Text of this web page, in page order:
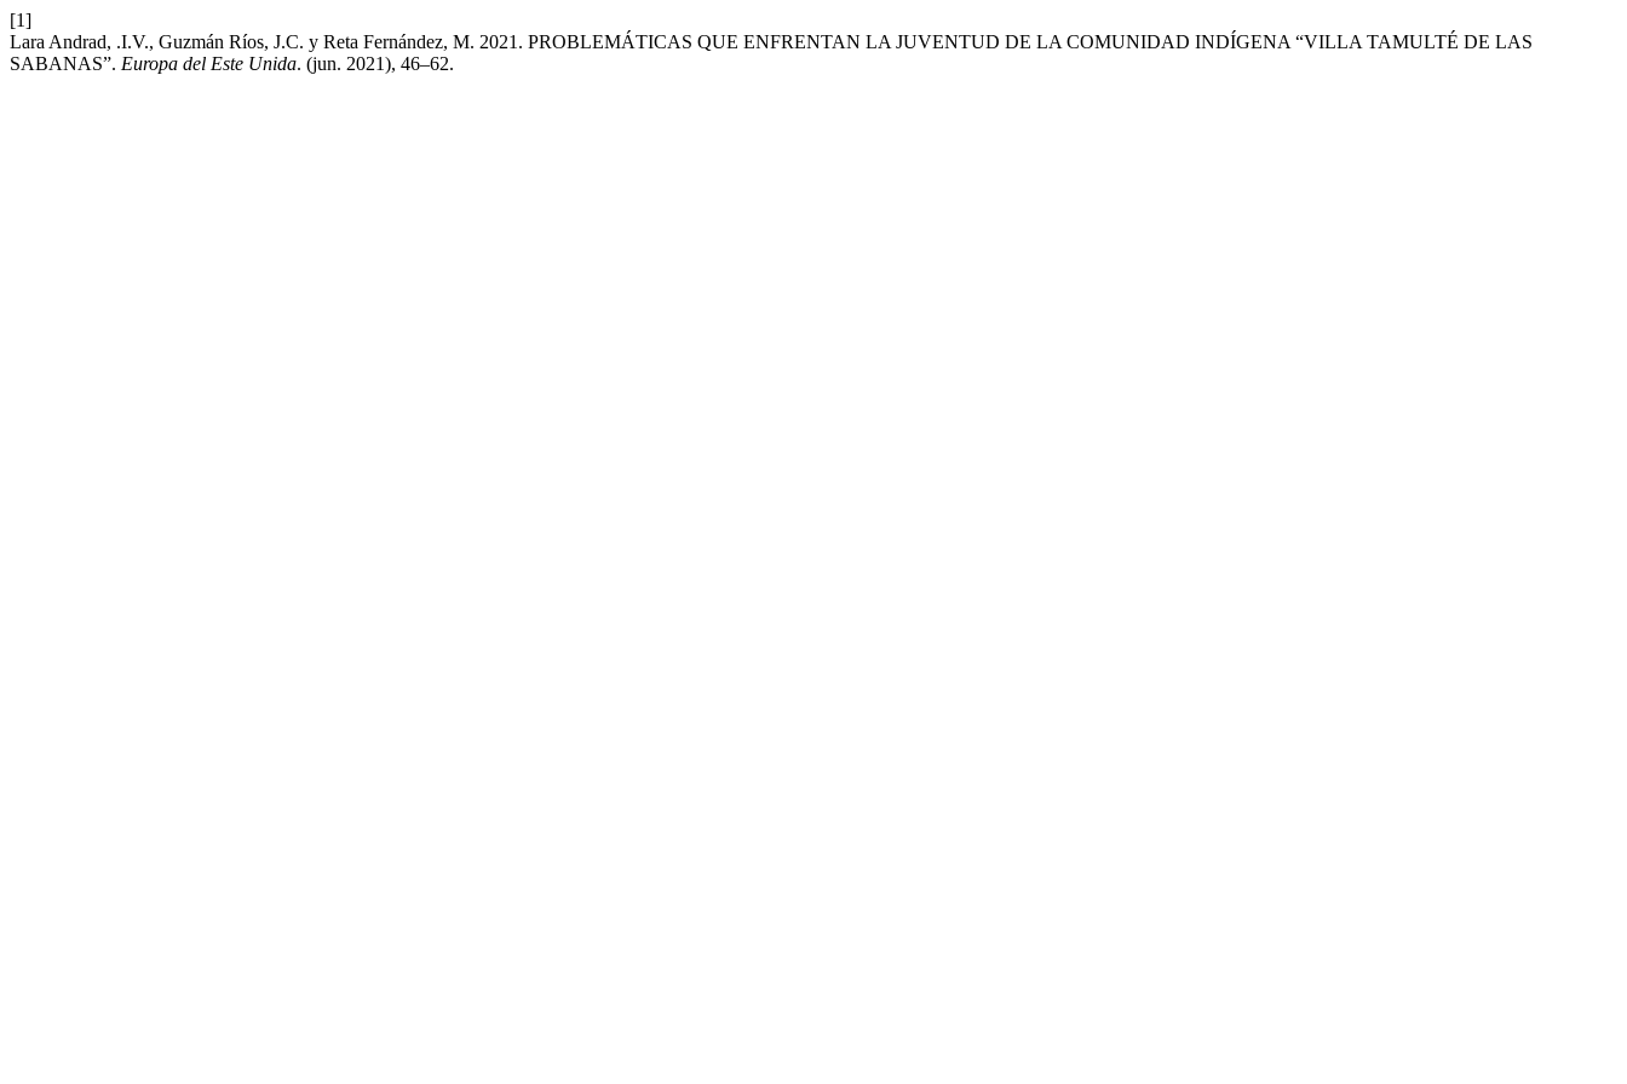
[1]
Lara Andrad, .I.V., Guzmán Ríos, J.C. y Reta Fernández, M. 2021. PROBLEMÁTICAS QUE ENFRENTAN LA JUVENTUD DE LA COMUNIDAD INDÍGENA “VILLA TAMULTÉ DE LAS
SABANAS”. Europa del Este Unida. (jun. 2021), 46–62.